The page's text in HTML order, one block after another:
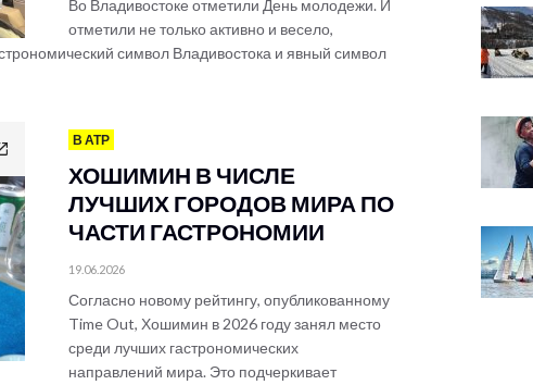
Во Владивостоке отметили День молодежи. И
отметили не только активно и весело,
символ Владивостока и явный символ
В АТР
ХОШИМИН В ЧИСЛЕ
ЛУЧШИХ ГОРОДОВ МИРА ПО
ЧАСТИ ГАСТРОНОМИИ
19.06.2026
Согласно новому рейтингу, опубликованному
Time Out, Хошимин в 2026 году занял место
среди лучших гастрономических
направлений мира. Это подчеркивает